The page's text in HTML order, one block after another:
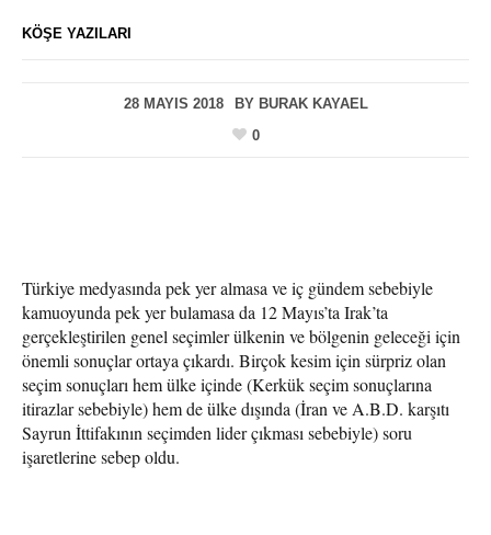
KÖŞE YAZILARI
28 MAYIS 2018 BY BURAK KAYAEL
0
Türkiye medyasında pek yer almasa ve iç gündem sebebiyle
kamuoyunda pek yer bulamasa da 12 Mayıs’ta Irak’ta
gerçekleştirilen genel seçimler ülkenin ve bölgenin geleceği için
önemli sonuçlar ortaya çıkardı. Birçok kesim için sürpriz olan
seçim sonuçları hem ülke içinde (Kerkük seçim sonuçlarına
itirazlar sebebiyle) hem de ülke dışında (İran ve A.B.D. karşıtı
Sayrun İttifakının seçimden lider çıkması sebebiyle) soru
işaretlerine sebep oldu.